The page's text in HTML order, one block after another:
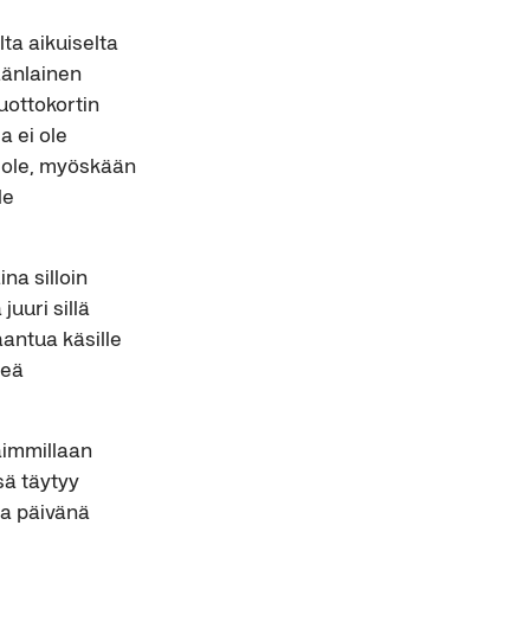
aikuiselta
ei ole
myöskään
silloin
juuri sillä
käsille
täytyy
päivänä